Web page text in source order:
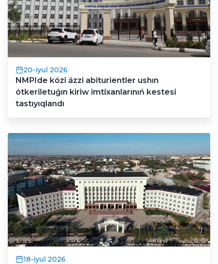
20-iyul 2026
NMPIde kózi ázzi abiturientler ushın
ótkeriletuǵın kiriw imtixanlarınıń kestesi
tastıyıqlandı
18-iyul 2026